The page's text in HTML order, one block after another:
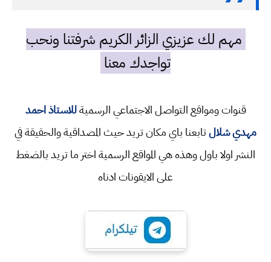
مهم لك عزيزي الزائر الكريم شرفتنا ونحب
تواجدك معنا
قنوات ومواقع التواصل الاجتماعي الرسميةللاستاذ احمد
مهدي شلالتابعنا باي مكان تريد حيث المصداقية والحقيقة في
النشر اولا باول وهذه هي المواقع الرسمية اختر ما تريد بالضغط
على الايقونات ادناه